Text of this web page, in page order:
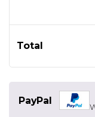
Total
PayPal